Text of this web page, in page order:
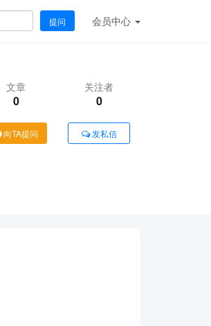
提问 会员中心
文章
0
关注者
0
向TA提问 发私信